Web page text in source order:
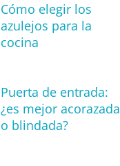
Cómo elegir los
azulejos para la
cocina
Puerta de entrada:
¿es mejor acorazada
o blindada?